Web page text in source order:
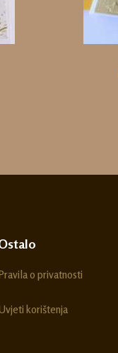
o privatnosti
korištenja